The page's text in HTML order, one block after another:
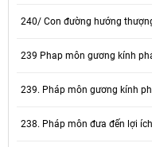
240/ Con đường hướng
239 Phap môn gương kính
239. Pháp môn gương kính
238. Pháp môn đưa đến lợi ích